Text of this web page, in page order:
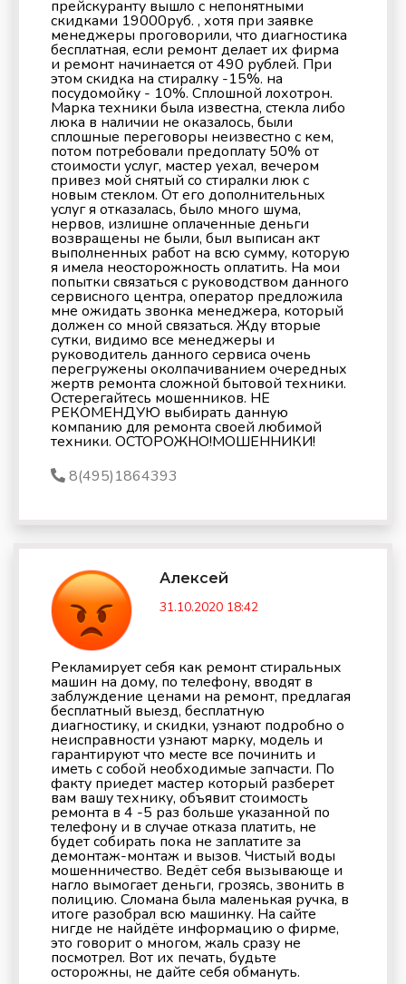
прейскуранту вышло с непонятными
скидками 19000руб. , хотя при заявке
менеджеры проговорили, что диагностика
бесплатная, если ремонт делает их фирма
и ремонт начинается от 490 рублей. При
этом скидка на стиралку -15%. на
посудомойку - 10%. Сплошной лохотрон.
Марка техники была известна, стекла либо
люка в наличии не оказалось, были
сплошные переговоры неизвестно с кем,
потом потребовали предоплату 50% от
стоимости услуг, мастер уехал, вечером
привез мой снятый со стиралки люк с
новым стеклом. От его дополнительных
услуг я отказалась, было много шума,
нервов, излишне оплаченные деньги
возвращены не были, был выписан акт
выполненных работ на всю сумму, которую
я имела неосторожность оплатить. На мои
попытки связаться с руководством данного
сервисного центра, оператор предложила
мне ожидать звонка менеджера, который
должен со мной связаться. Жду вторые
сутки, видимо все менеджеры и
руководитель данного сервиса очень
перегружены околпачиванием очередных
жертв ремонта сложной бытовой техники.
Остерегайтесь мошенников. НЕ
РЕКОМЕНДУЮ выбирать данную
компанию для ремонта своей любимой
техники. ОСТОРОЖНО!МОШЕННИКИ!
8(495)1864393
Алексей
31.10.2020 18:42
Рекламирует себя как ремонт стиральных
машин на дому, по телефону, вводят в
заблуждение ценами на ремонт, предлагая
бесплатный выезд, бесплатную
диагностику, и скидки, узнают подробно о
неисправности узнают марку, модель и
гарантируют что месте все починить и
иметь с собой необходимые запчасти. По
факту приедет мастер который разберет
вам вашу технику, объявит стоимость
ремонта в 4 -5 раз больше указанной по
телефону и в случае отказа платить, не
будет собирать пока не заплатите за
демонтаж-монтаж и вызов. Чистый воды
мошенничество. Ведёт себя вызывающе и
нагло вымогает деньги, грозясь, звонить в
полицию. Сломана была маленькая ручка, в
итоге разобрал всю машинку. На сайте
нигде не найдёте информацию о фирме,
это говорит о многом, жаль сразу не
посмотрел. Вот их печать, будьте
осторожны, не дайте себя обмануть.